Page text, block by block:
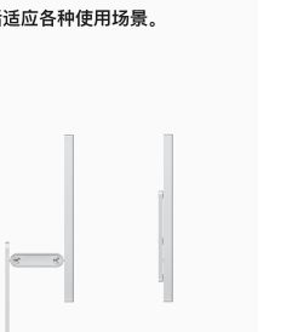
应各种使用场景。